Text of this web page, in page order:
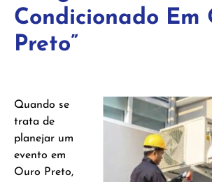
Condicionado Em
Preto”
Quando se
trata de
planejar um
evento em
Ouro Preto,